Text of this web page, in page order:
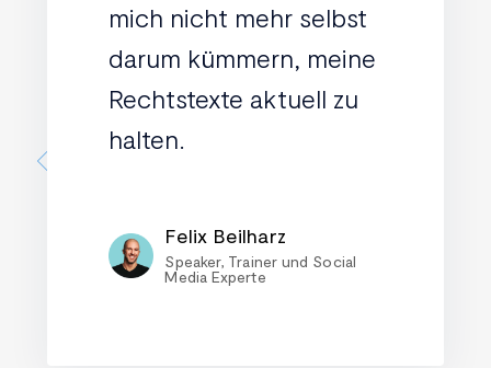
mich nicht mehr selbst
darum kümmern, meine
Rechtstexte aktuell zu
halten.
Felix Beilharz
Speaker, Trainer und Social
Media Experte